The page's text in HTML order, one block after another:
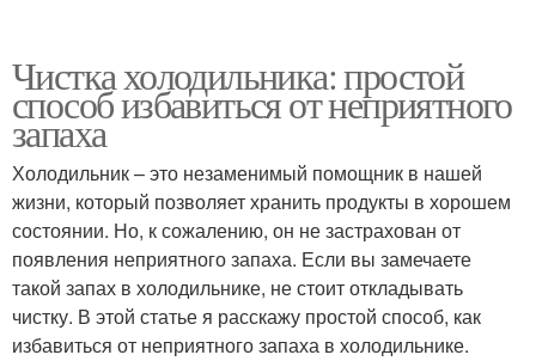
Чистка холодильника: простой
способ избавиться от неприятного
запаха
Холодильник – это незаменимый помощник в нашей
жизни, который позволяет хранить продукты в хорошем
состоянии. Но, к сожалению, он не застрахован от
появления неприятного запаха. Если вы замечаете
такой запах в холодильнике, не стоит откладывать
чистку. В этой статье я расскажу простой способ, как
избавиться от неприятного запаха в холодильнике.